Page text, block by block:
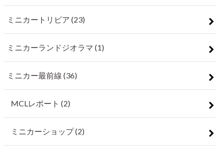
ミニカートリビア (23)
ミニカーランドジオラマ (1)
ミニカー最前線 (36)
MCLレポート (2)
ミニカーショップ(2)